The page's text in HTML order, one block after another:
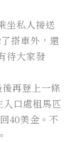
坐私人接送
搭車外，還
待大家發
再登上一條
口處租馬匹
40美金。不